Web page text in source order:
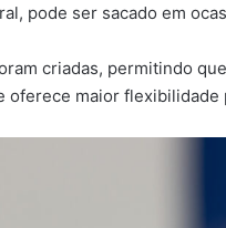
pode ser sacado em
criadas, permitindo
maior